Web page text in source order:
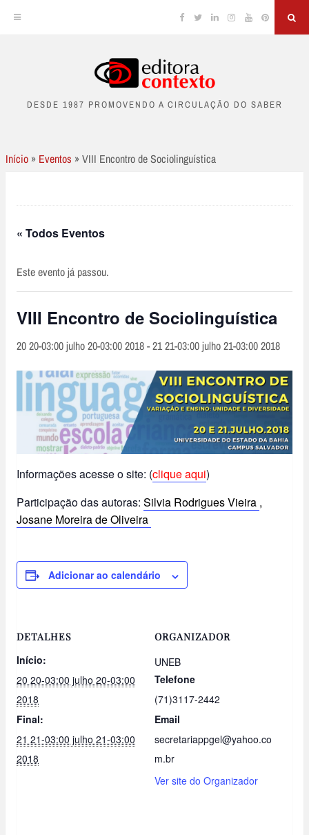
content
Facebook
TwitterLinkedinInstagram
YouTubePinterest
DESDE 1987 PROMOVENDO A CIRCULAÇÃO DO SABER
Início » Eventos »VIII Encontro de Sociolinguística
« Todos Eventos
Este evento já passou.
VIII Encontro de Sociolinguística
20 20-03:00 julho 20-03:00 2018-21 21-03:00 julho 21-03:00 2018
Informações acesse o site: (clique aqui)
Participação das autoras: Silvia Rodrigues Vieira ,
Josane Moreira de Oliveira
Adicionar ao calendário
DETALHES
Início:
20 20-03:00 julho 20-03:00
2018
Final:
21 21-03:00 julho 21-03:00
2018
ORGANIZADOR
UNEB
Telefone
(71)3117-2442
Email
secretariappgel@yahoo.co
m.br
Ver site do Organizador